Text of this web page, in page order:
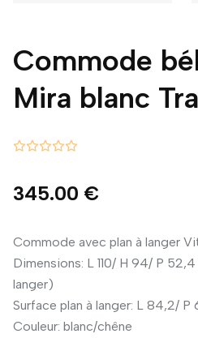
Commode
Mira blanc
345.00 €
Commode avec plan à langer
Dimensions: L 110/ H 94/ P
langer)
Surface plan à langer: L 84,2/ P
Couleur: blanc/chêne